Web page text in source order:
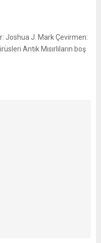
Joshua J. Mark Çevirmen:
Antik Mısırlıların boş